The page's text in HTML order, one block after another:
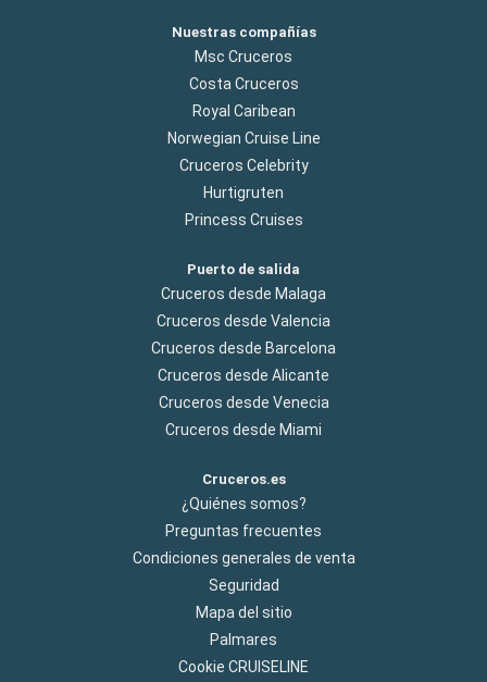
Nuestras compañías
Msc Cruceros
Costa Cruceros
Royal Caribean
Norwegian Cruise Line
Cruceros Celebrity
Hurtigruten
Princess Cruises
Puerto de salida
Cruceros desde Malaga
Cruceros desde Valencia
Cruceros desde Barcelona
Cruceros desde Alicante
Cruceros desde Venecia
Cruceros desde Miami
Cruceros.es
¿Quiénes somos?
Preguntas frecuentes
Condiciones generales de venta
Seguridad
Mapa del sitio
Palmares
Cookie CRUISELINE